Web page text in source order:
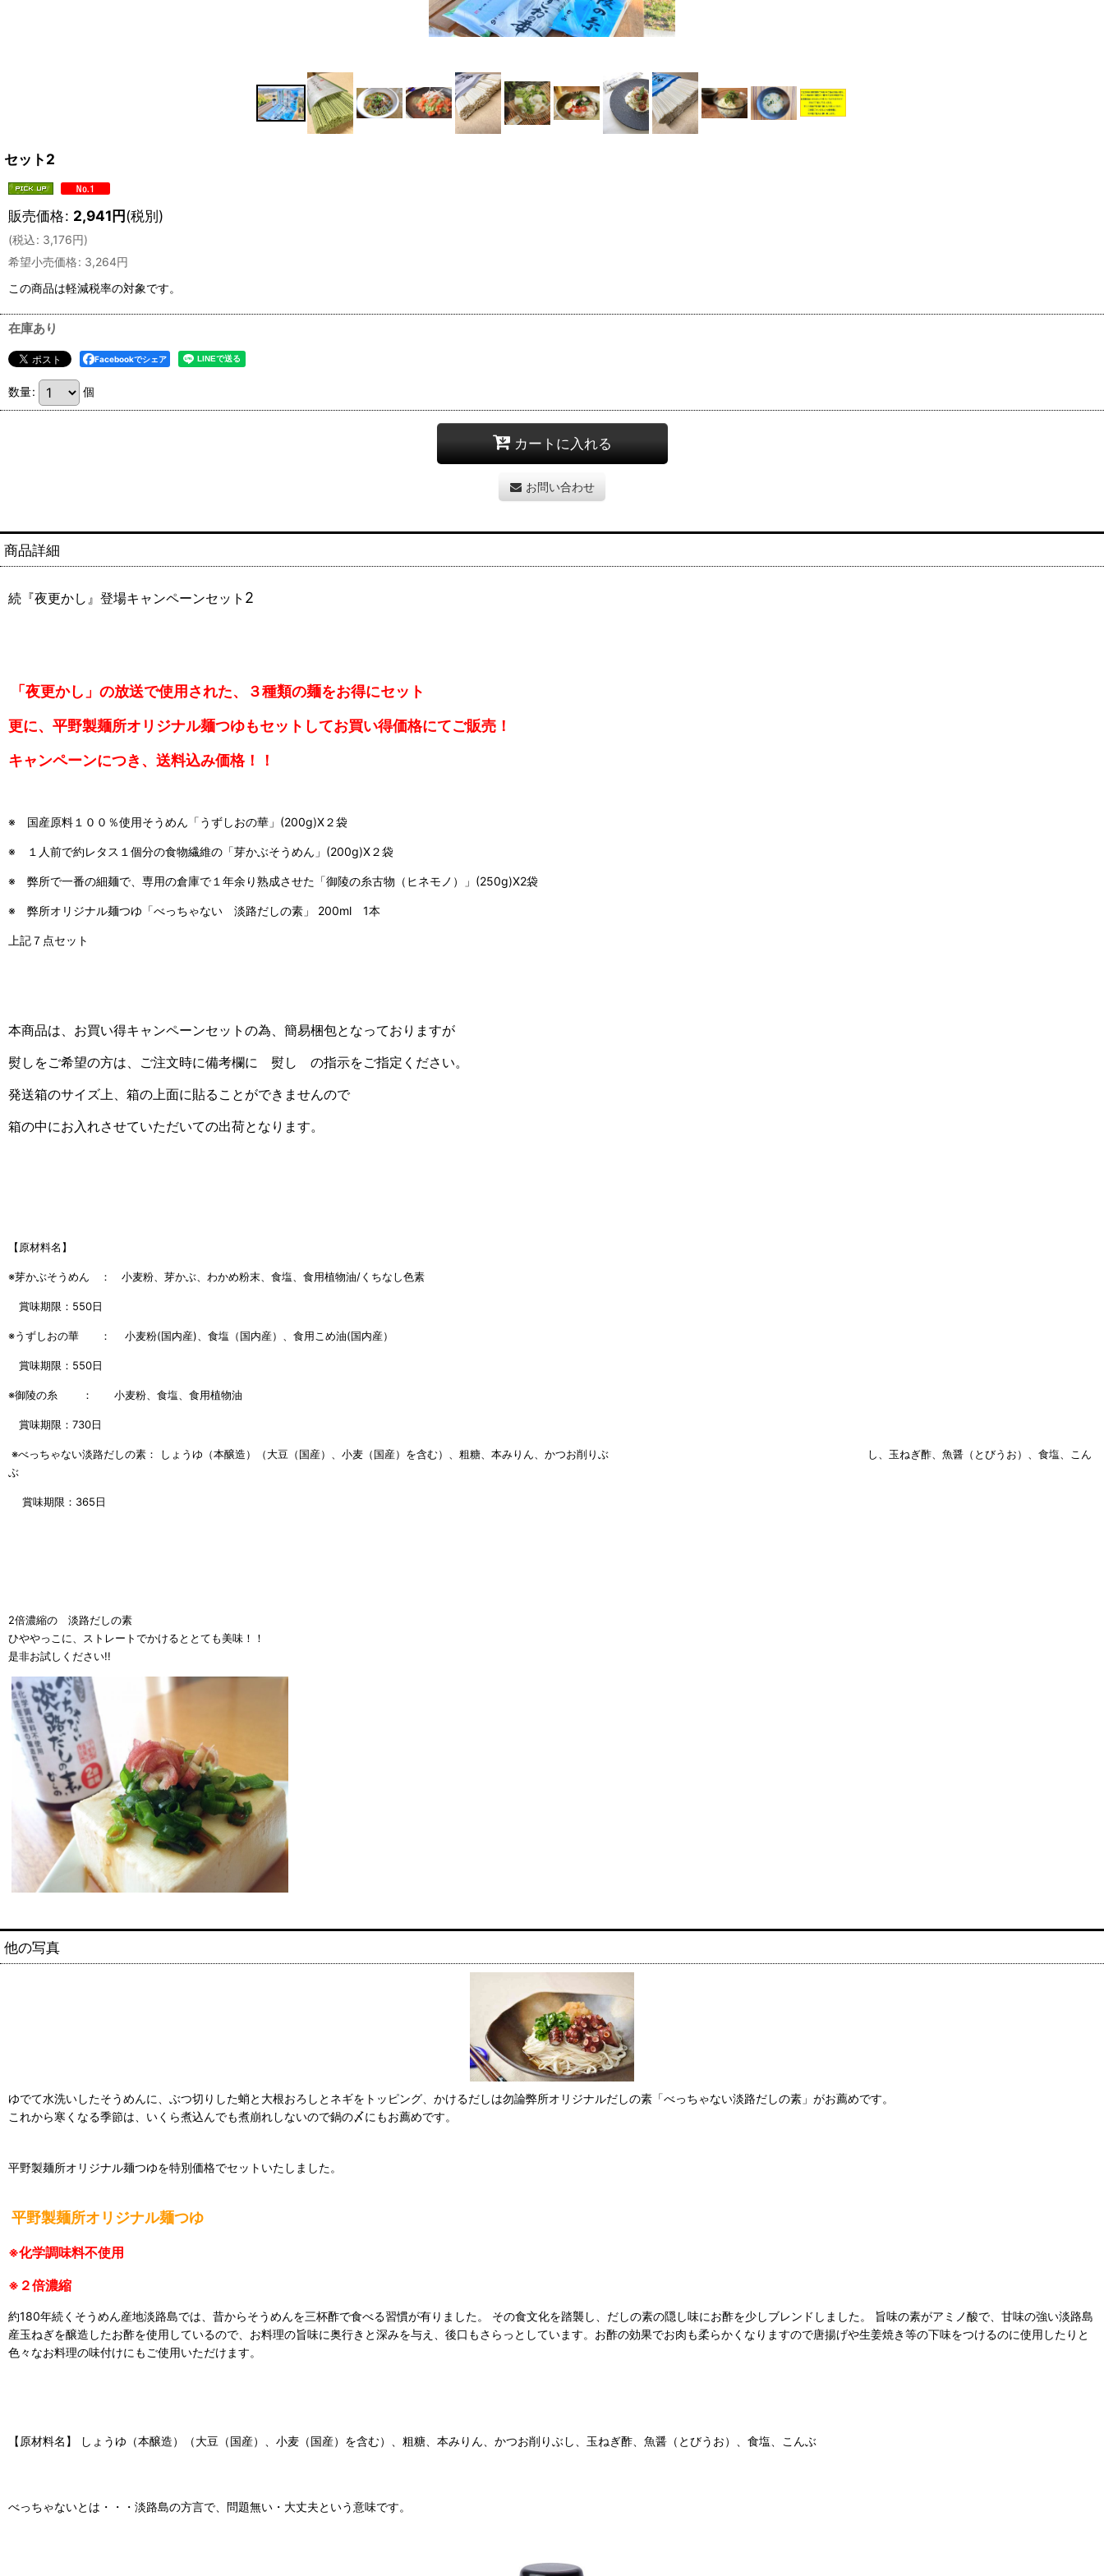
セット2
販売価格: 2,941円(税別)
(税込: 3,176円)
希望小売価格: 3,264円
この商品は軽減税率の対象です。
在庫あり
Facebookでシェア
数量: 個
カートに入れる
お問い合わせ
商品詳細
続『夜更かし』登場キャンペーンセット 2
「 夜更かし」の放送で使用された、３種類の麺をお得にセット
更に、平野製麺所オリジナル麺つゆもセットしてお買い得価格にてご販売！
キャンペーンにつき、送料込み価格！！
※ 国産原料１００％使用そうめん「うずしおの華」(200g)X２袋
※ １人前で約レタス１個分の食物繊維の「芽かぶそうめん」(200g)X２袋
※ 弊所で一番の細麺で、専用の倉庫で１年余り熟成させた「御陵の糸古物（ヒネモノ）」(250g)X2袋
※ 弊所オリジナル麺つゆ「べっちゃない 淡路だしの素」 200ml 1本
上記７点セット
本商品は、お買い得キャンペーンセットの為、簡易梱包となっておりますが
熨しをご希望の方は、 ご注文時に備考欄に 熨し の指示をご指定ください。
発送箱のサイズ上、箱の上面に貼ることができませんので
箱の中にお入れさせていただいての出荷となります。
【原材料名】
※芽かぶそうめん ： 小麦粉、芽かぶ、わかめ粉末、食塩、食用植物油/くちなし色素
賞味期限：550日
※うずしおの華 ： 小麦粉(国内産)、食塩（国内産）、食用こめ油(国内産）
賞味期限：550日
※御陵の糸 ： 小麦粉、食塩、食用植物油
賞味期限：730日
※べっちゃない淡路だしの素： しょうゆ（本醸造）（大豆（国産）、小麦（国産）を含む）、粗糖、本みりん、かつお削りぶ し、玉ねぎ酢、魚醤（とびうお）、食塩、こん
ぶ
賞味期限：365日
2倍濃縮の 淡路だしの素
ひややっこに、ストレートでかけるととても美味！！
是非お試しください!!
他の写真
ゆでて水洗いしたそうめんに、ぶつ切りした蛸と大根おろしとネギをトッピング、かけるだしは勿論弊所オリジナルだしの素「べっちゃない淡路だしの素」がお薦めです。
これから寒くなる季節は、いくら煮込んでも煮崩れしないので鍋の〆にもお薦めです。
平野製麺所オリジナル麺つゆを特別価格でセットいたしました。
平野製麺所オリジナル麺つゆ
※化学調味料不使用
※２倍濃縮
約180年続くそうめん産地淡路島では、昔からそうめんを三杯酢で食べる習慣が有りました。 その食文化を踏襲し、だしの素の隠し味にお酢を少しブレンドしました。 旨味の素がアミノ酸で、甘味の強い淡路島
産玉ねぎを醸造したお酢を使用しているので、お料理の旨味に奥行きと深みを与え、後口もさらっとしています。お酢の効果でお肉も柔らかくなりますので唐揚げや生姜焼き等の下味をつけるのに使用したりと
色々なお料理の味付けにもご使用いただけます。
【原材料名】 しょうゆ（本醸造）（大豆（国産）、小麦（国産）を含む）、粗糖、本みりん、かつお削りぶし、玉ねぎ酢、魚醤（とびうお）、食塩、こんぶ
べっちゃないとは・・・淡路島の方言で、問題無い・大丈夫という意味です。